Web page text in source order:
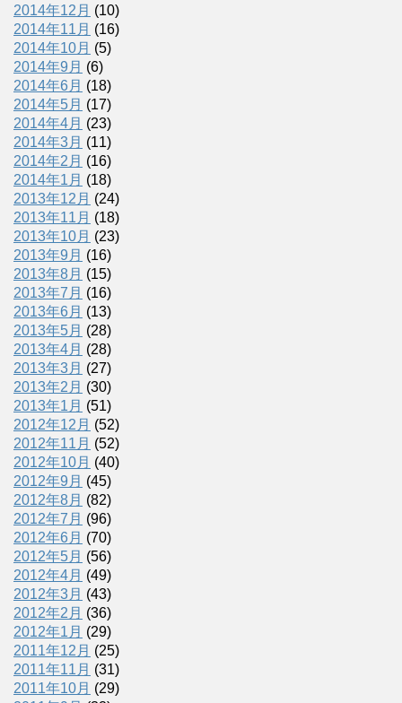
2014年12月 (10)
2014年11月 (16)
2014年10月 (5)
2014年9月 (6)
2014年6月 (18)
2014年5月 (17)
2014年4月 (23)
2014年3月 (11)
2014年2月 (16)
2014年1月 (18)
2013年12月 (24)
2013年11月 (18)
2013年10月 (23)
2013年9月 (16)
2013年8月 (15)
2013年7月 (16)
2013年6月 (13)
2013年5月 (28)
2013年4月 (28)
2013年3月 (27)
2013年2月 (30)
2013年1月 (51)
2012年12月 (52)
2012年11月 (52)
2012年10月 (40)
2012年9月 (45)
2012年8月 (82)
2012年7月 (96)
2012年6月 (70)
2012年5月 (56)
2012年4月 (49)
2012年3月 (43)
2012年2月 (36)
2012年1月 (29)
2011年12月 (25)
2011年11月 (31)
2011年10月 (29)